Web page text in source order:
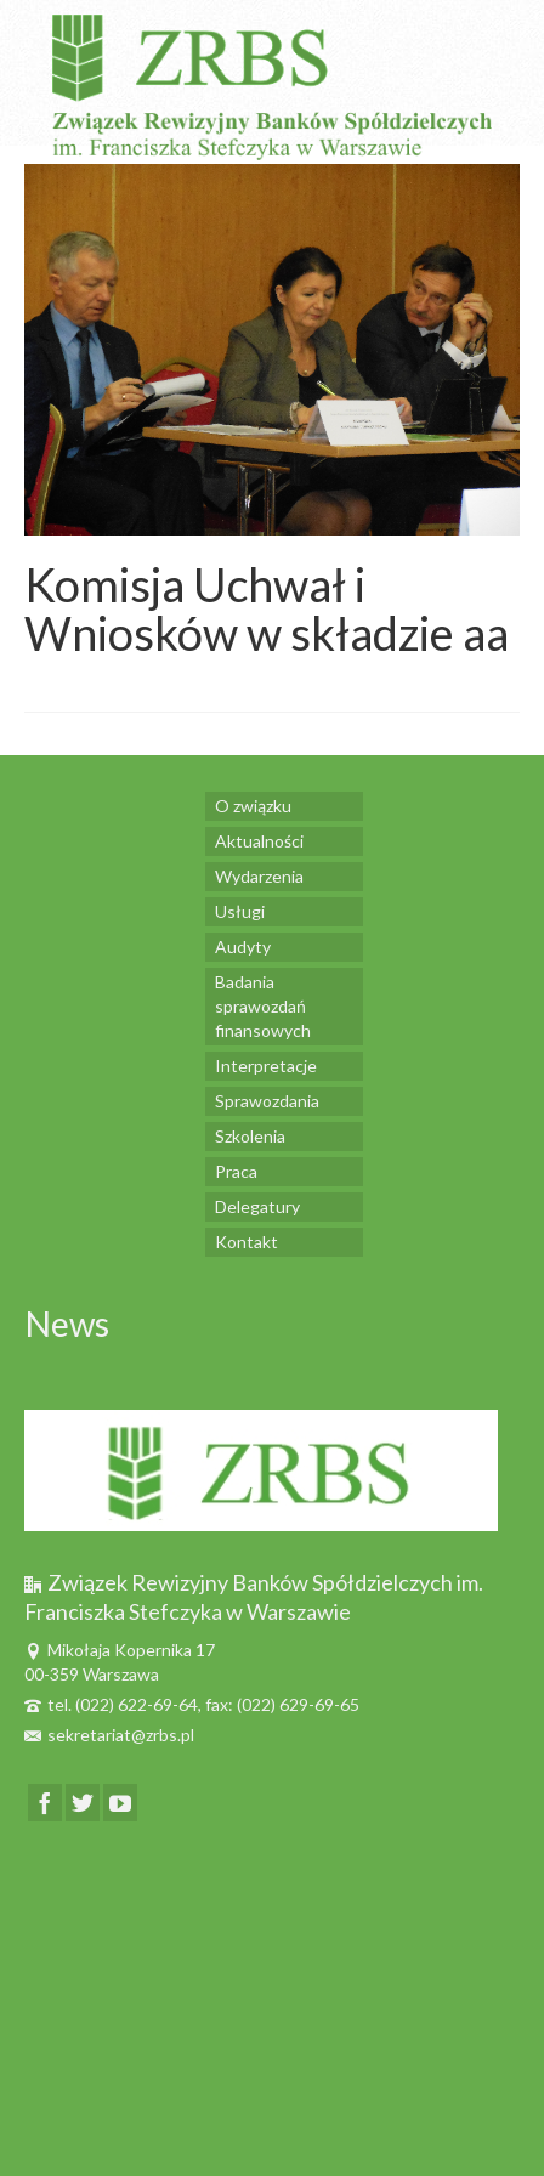
Komisja Uchwał i
Wniosków w składzie aa
O związku
Aktualności
Wydarzenia
Usługi
Audyty
Badania
sprawozdań
finansowych
Interpretacje
Sprawozdania
Szkolenia
Praca
Delegatury
Kontakt
News
Związek Rewizyjny Banków Spółdzielczych im.
Franciszka Stefczyka w Warszawie
Mikołaja Kopernika 17
00-359 Warszawa
tel. (022) 622-69-64, fax: (022) 629-69-65
sekretariat@zrbs.pl